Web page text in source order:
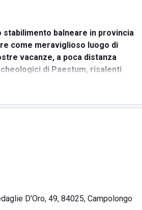
stabilimento balneare in provincia
come meraviglioso luogo di
vacanze, a poca distanza
di Paestum, risalenti
un paesaggio mozzafiato e ad
e incontaminati d'Italia, vi può
D'Oro, 49, 84025, Campolongo